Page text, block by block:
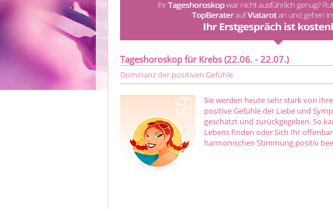
Tageshoroskop für Krebs (22.06. - 22.07.)
Dominanz der positiven Gefühle
Sie werden heute sehr stark von
positive Gefühle der Liebe und
geschätzt und zurückgegeben. So
Lebens finden oder Sich Ihr
harmonischen Stimmung positiv